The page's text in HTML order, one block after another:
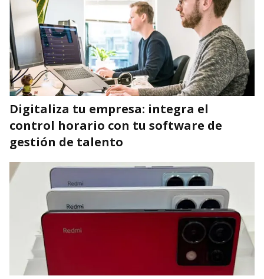
Digitaliza tu empresa: integra el
control horario con tu software de
gestión de talento